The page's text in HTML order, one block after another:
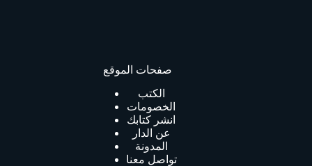
صفحات الموقع
الكتب
الخصومات
انشر كتابك
عن الدار
المدونة
تواصل معنا